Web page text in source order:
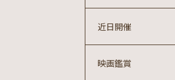
映画鑑賞
近日開催